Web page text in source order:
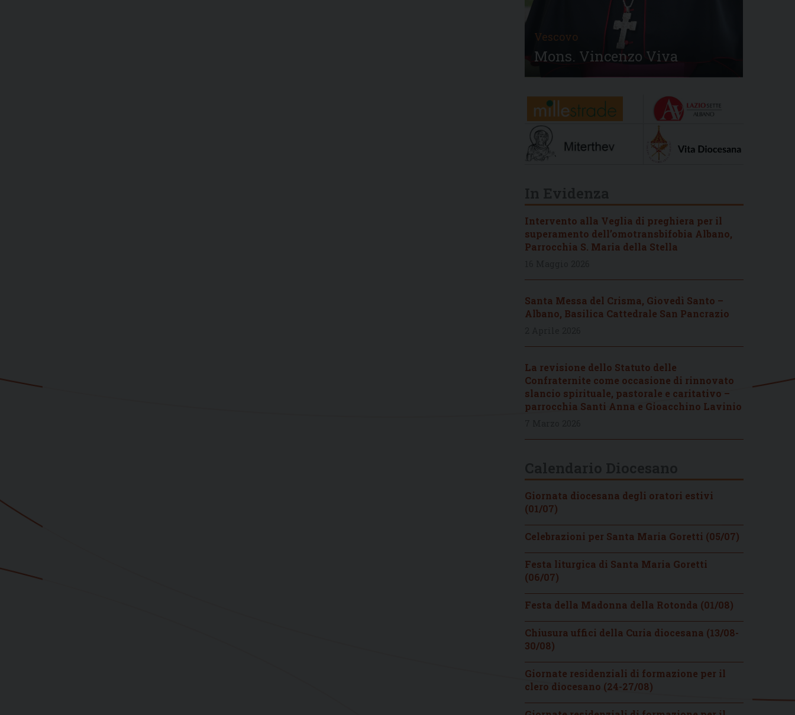
Vescovo
Mons. Vincenzo Viva
Intervento alla Veglia di preghiera per il
superamento dell’omotransbifobia Albano,
Parrocchia S. Maria della Stella
Santa Messa del Crisma, Giovedì Santo –
Albano, Basilica Cattedrale San Pancrazio
La revisione dello Statuto delle
Confraternite come occasione di rinnovato
slancio spirituale, pastorale e caritativo –
parrocchia Santi Anna e Gioacchino Lavinio
Giornata diocesana degli oratori estivi
(01/07)
Celebrazioni per Santa Maria Goretti (05/07)
Festa liturgica di Santa Maria Goretti
(06/07)
Festa della Madonna della Rotonda (01/08)
Chiusura uffici della Curia diocesana (13/08-
30/08)
Giornate residenziali di formazione per il
clero diocesano (24-27/08)